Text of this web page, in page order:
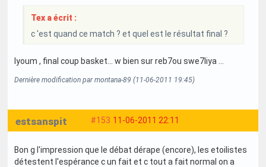
Tex a écrit :
c 'est quand ce match ? et quel est le résultat final ?
lyoum , final coup basket... w bien sur reb7ou swe7liya ...
Dernière modification par montana-89 (11-06-2011 19:45)
#153 11-06-2011 22:11
estsanspit
Bon g l'impression que le débat dérape (encore), les etoilistes
détestent l'espérance c un fait et c tout a fait normal on a